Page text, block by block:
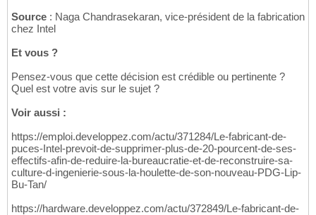
Source : Naga Chandrasekaran, vice-président de la fabrication
chez Intel
Et vous ?
Pensez-vous que cette décision est crédible ou pertinente ?
Quel est votre avis sur le sujet ?
Voir aussi :
https://emploi.developpez.com/actu/371284/Le-fabricant-de-
puces-Intel-prevoit-de-supprimer-plus-de-20-pourcent-de-ses-
effectifs-afin-de-reduire-la-bureaucratie-et-de-reconstruire-sa-
culture-d-ingenierie-sous-la-houlette-de-son-nouveau-PDG-Lip-
Bu-Tan/
https://hardware.developpez.com/actu/372849/Le-fabricant-de-